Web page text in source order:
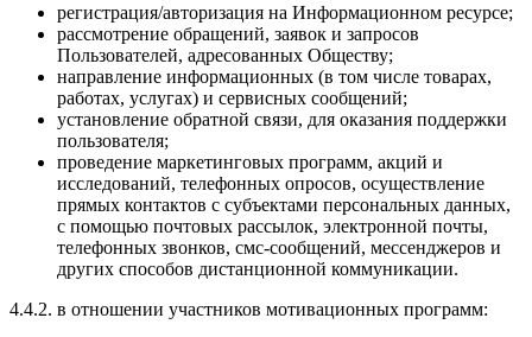
регистрация/авторизация на Информационном ресурсе;
рассмотрение обращений, заявок и запросов
Пользователей, адресованных Обществу;
направление информационных (в том числе товарах,
работах, услугах) и сервисных сообщений;
установление обратной связи, для оказания поддержки
пользователя;
проведение маркетинговых программ, акций и
исследований, телефонных опросов, осуществление
прямых контактов с субъектами персональных данных,
с помощью почтовых рассылок, электронной почты,
телефонных звонков, смс-сообщений, мессенджеров и
других способов дистанционной коммуникации.
4.4.2. в отношении участников мотивационных программ: